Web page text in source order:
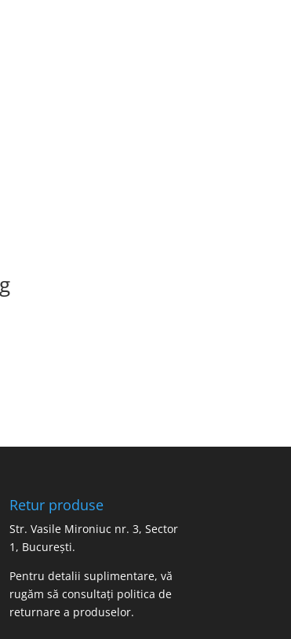
Retur produse
Str. Vasile Mironiuc nr. 3, Sector
1, București.
Pentru detalii suplimentare, vă
rugăm să consultați politica de
returnare a produselor.